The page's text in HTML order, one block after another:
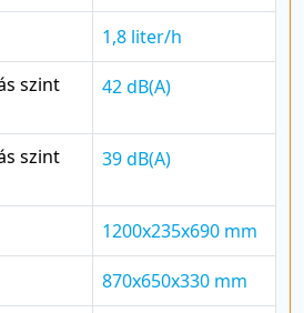
1,8 liter/h
szint
42 dB(A)
szint
39 dB(A)
1200x235x690 mm
870x650x330 mm